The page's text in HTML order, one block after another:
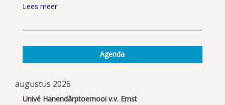
Lees meer
Agenda
augustus 2026
Univé Hanendârptoernooi v.v. Emst